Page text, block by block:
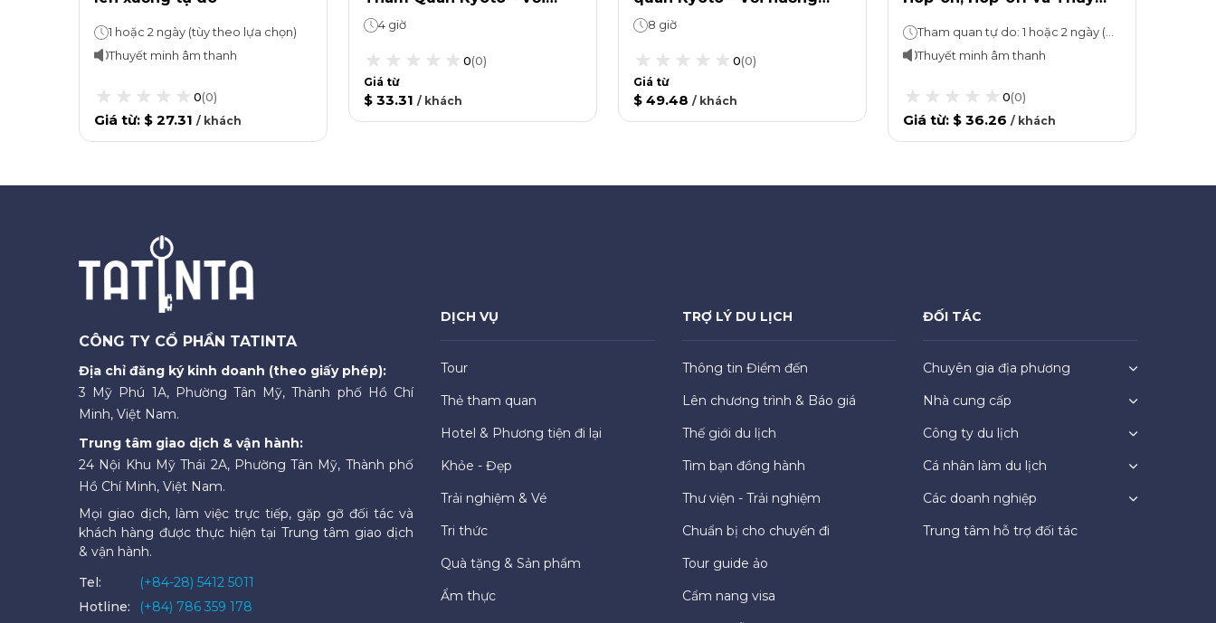
1 hoặc 2 ngày (tùy theo lựa chọn)
Thuyết minh âm thanh
0(0)
Giá từ: $ 27.31 / khách
Hướng Dẫn Viên Địa
4 giờ
0(0)
Giá từ
$ 33.31 / khách
dẫn viên địa phương
8 giờ
0(0)
Giá từ
$ 49.48 / khách
Thuyết minh âm thanh
0(0)
Giá từ: $ 36.26 / khách
CÔNG TY CỔ PHẦN TATINTA
Địa chỉ đăng ký kinh doanh (theo giấy phép):
3 Mỹ Phú 1A, Phường Tân Mỹ, Thành phố Hồ Chí
Minh, Việt Nam.
Trung tâm giao dịch & vận hành:
24 Nội Khu Mỹ Thái 2A, Phường Tân Mỹ, Thành phố
Hồ Chí Minh, Việt Nam.
Mọi giao dịch, làm việc trực tiếp, gặp gỡ đối tác và
khách hàng được thực hiện tại Trung tâm giao dịch
& vận hành.
Tel:
(+84-28) 5412 5011
Hotline:
(+84) 786 359 178
DỊCH VỤ
Tour
Thẻ tham quan
Hotel & Phương tiện đi lại
Khỏe - Đẹp
Trải nghiệm & Vé
Tri thức
Quà tặng & Sản phẩm
Ẩm thực
TRỢ LÝ DU LỊCH
Thông tin Điểm đến
Lên chương trình & Báo giá
Thế giới du lịch
Tìm bạn đồng hành
Thư viện - Trải nghiệm
Chuẩn bị cho chuyến đi
Tour guide ảo
Cẩm nang visa
ĐỐI TÁC
Chuyên gia địa phương
Nhà cung cấp
Công ty du lịch
Cá nhân làm du lịch
Các doanh nghiệp
Trung tâm hỗ trợ đối tác